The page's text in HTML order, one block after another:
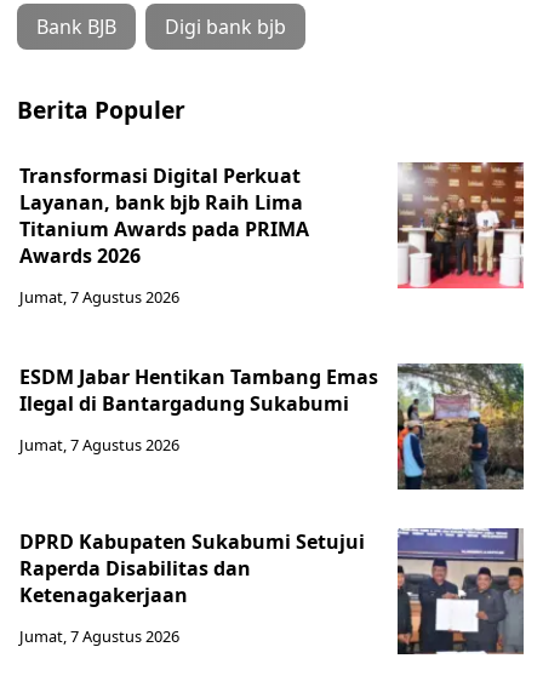
Bank BJB Digi bank bjb
Berita Populer
Transformasi Digital Perkuat
Layanan, bank bjb Raih Lima
Titanium Awards pada PRIMA
Awards 2026
Jumat, 7 Agustus 2026
ESDM Jabar Hentikan Tambang Emas
Ilegal di Bantargadung Sukabumi
Jumat, 7 Agustus 2026
DPRD Kabupaten Sukabumi Setujui
Raperda Disabilitas dan
Ketenagakerjaan
Jumat, 7 Agustus 2026